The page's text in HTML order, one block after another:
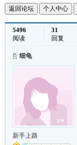
返回论坛 个人中心
5496
阅读
31
回复
细龟
新手上路